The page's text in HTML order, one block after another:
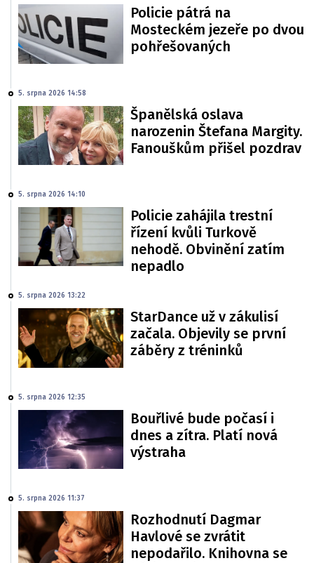
Policie pátrá na
Mosteckém jezeře po dvou
pohřešovaných
5. srpna 2026 14:58
Španělská oslava
narozenin Štefana Margity.
Fanouškům přišel pozdrav
5. srpna 2026 14:10
Policie zahájila trestní
řízení kvůli Turkově
nehodě. Obvinění zatím
nepadlo
5. srpna 2026 13:22
StarDance už v zákulisí
začala. Objevily se první
záběry z tréninků
5. srpna 2026 12:35
Bouřlivé bude počasí i
dnes a zítra. Platí nová
výstraha
5. srpna 2026 11:37
Rozhodnutí Dagmar
Havlové se zvrátit
nepodařilo. Knihovna se